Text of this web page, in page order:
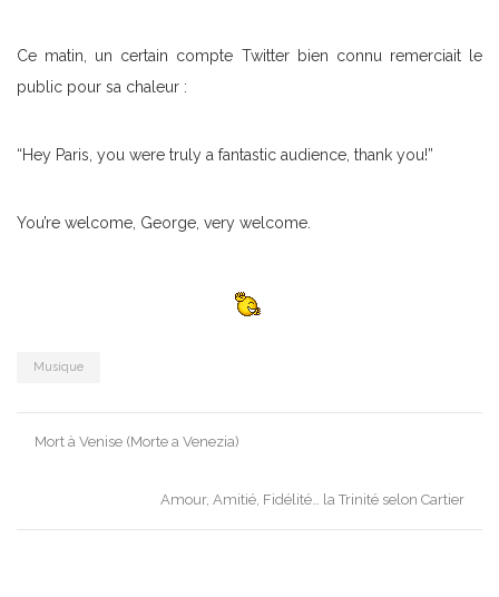
Ce matin, un certain compte Twitter bien connu remerciait le
public pour sa chaleur :
“Hey Paris, you were truly a fantastic audience, thank you!”
You’re welcome, George, very welcome.
Musique
Post
Mort à Venise (Morte a Venezia)
Amour, Amitié, Fidélité… la Trinité selon Cartier